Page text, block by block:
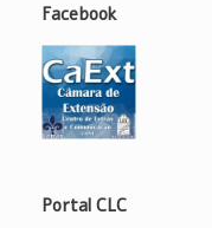
Facebook
Portal CLC